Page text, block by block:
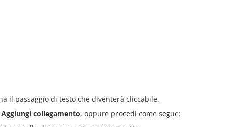
il passaggio di testo che diventerà cliccabile,
Aggiungi collegamento, oppure procedi come segue: